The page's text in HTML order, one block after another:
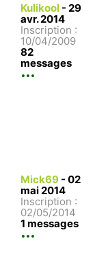
Kulikool - 29
avr. 2014
Inscription :
10/04/2009
82
messages
Mick69 - 02
mai 2014
Inscription :
02/05/2014
1 messages